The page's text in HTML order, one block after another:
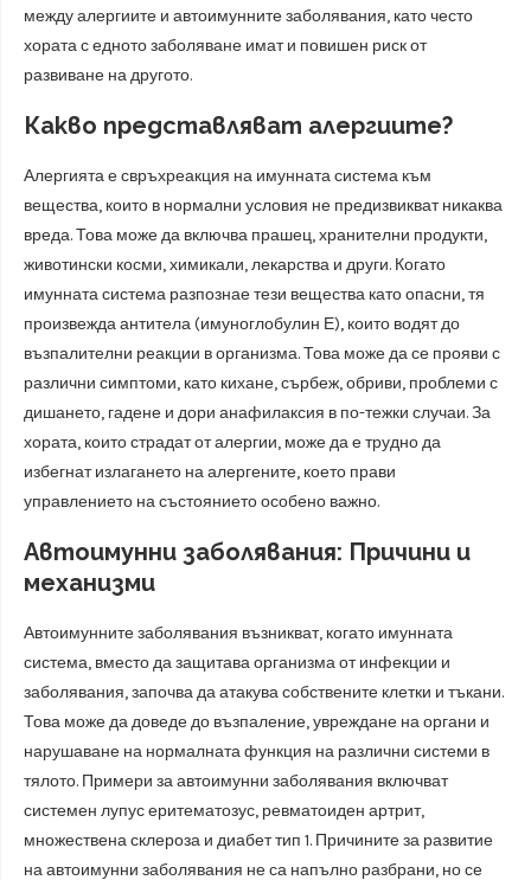
между алергиите и автоимунните заболявания, като често
хората с едното заболяване имат и повишен риск от
развиване на другото.
Какво представляват алергиите?
Алергията е свръхреакция на имунната система към
вещества, които в нормални условия не предизвикват никаква
вреда. Това може да включва прашец, хранителни продукти,
животински косми, химикали, лекарства и други. Когато
имунната система разпознае тези вещества като опасни, тя
произвежда антитела (имуноглобулин Е), които водят до
възпалителни реакции в организма. Това може да се прояви с
различни симптоми, като кихане, сърбеж, обриви, проблеми с
дишането, гадене и дори анафилаксия в по-тежки случаи. За
хората, които страдат от алергии, може да е трудно да
избегнат излагането на алергените, което прави
управлението на състоянието особено важно.
Автоимунни заболявания: Причини и
механизми
Автоимунните заболявания възникват, когато имунната
система, вместо да защитава организма от инфекции и
заболявания, започва да атакува собствените клетки и тъкани.
Това може да доведе до възпаление, увреждане на органи и
нарушаване на нормалната функция на различни системи в
тялото. Примери за автоимунни заболявания включват
системен лупус еритематозус, ревматоиден артрит,
множествена склероза и диабет тип 1. Причините за развитие
на автоимунни заболявания не са напълно разбрани, но се